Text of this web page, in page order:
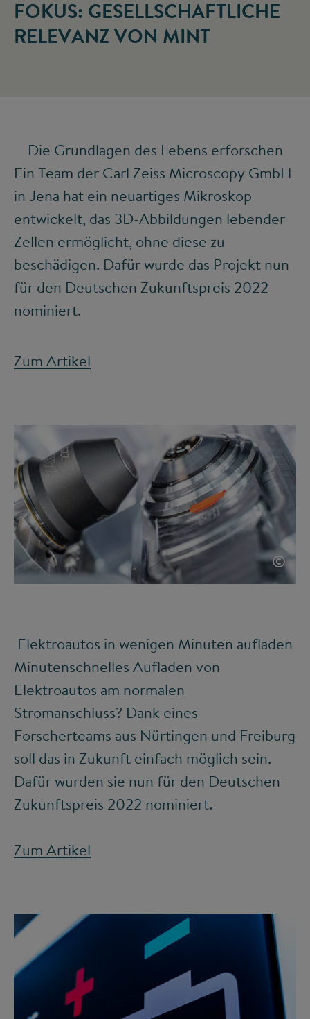
FOKUS: GESELLSCHAFTLICHE
RELEVANZ VON MINT
Die Grundlagen des Lebens erforschen
Ein Team der Carl Zeiss Microscopy GmbH
in Jena hat ein neuartiges Mikroskop
entwickelt, das 3D-Abbildungen lebender
Zellen ermöglicht, ohne diese zu
beschädigen. Dafür wurde das Projekt nun
für den Deutschen Zukunftspreis 2022
nominiert.
Zum Artikel
©
Elektroautos in wenigen Minuten aufladen
Minutenschnelles Aufladen von
Elektroautos am normalen
Stromanschluss? Dank eines
Forscherteams aus Nürtingen und Freiburg
soll das in Zukunft einfach möglich sein.
Dafür wurden sie nun für den Deutschen
Zukunftspreis 2022 nominiert.
Zum Artikel